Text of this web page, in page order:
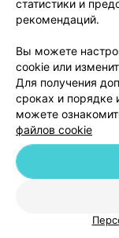
© 2026 ООО «Артокс
статистики и
рекомендаций.
Вы можете
cookie или
Для получения
сроках и порядке
можете
файлов cookie